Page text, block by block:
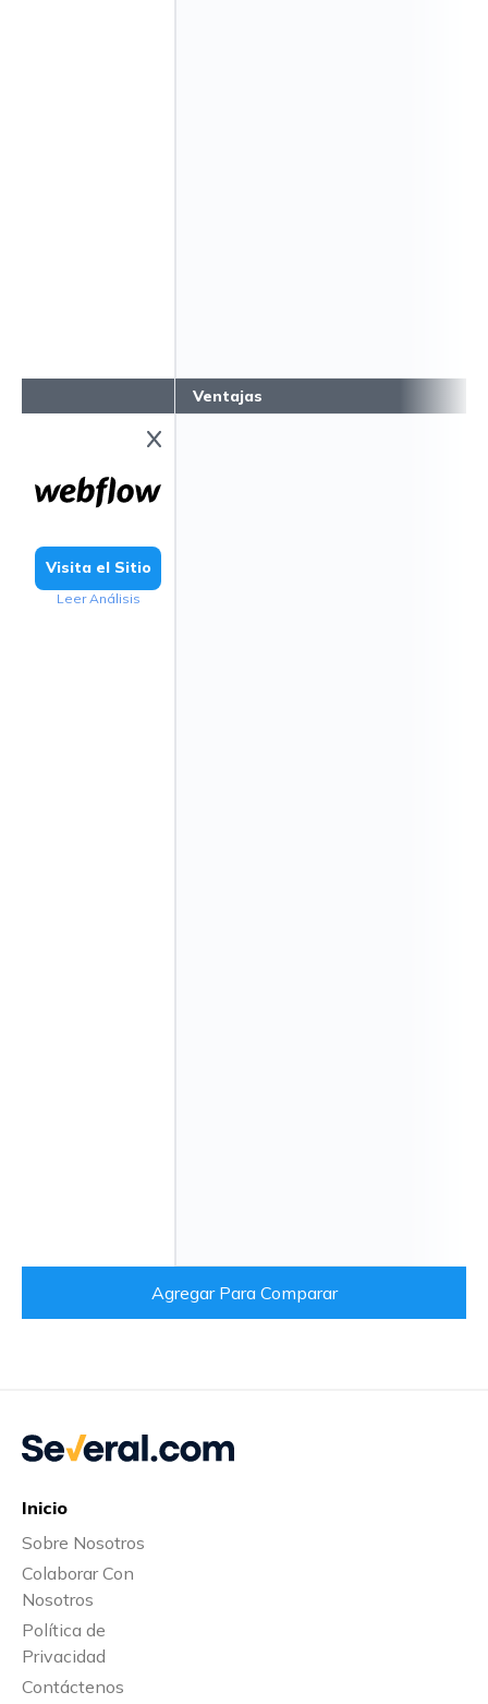
Visita el Sitio
Leer Análisis
Ventajas
Agregar Para Comparar
Inicio
Sobre Nosotros
Colaborar Con
Nosotros
Política de
Privacidad
Contáctenos